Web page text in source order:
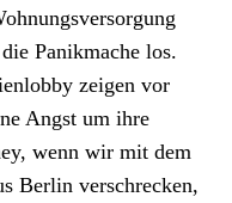
Panikmache los.
zeigen vor
Angst um ihre
wenn wir mit dem
Berlin verschrecken,